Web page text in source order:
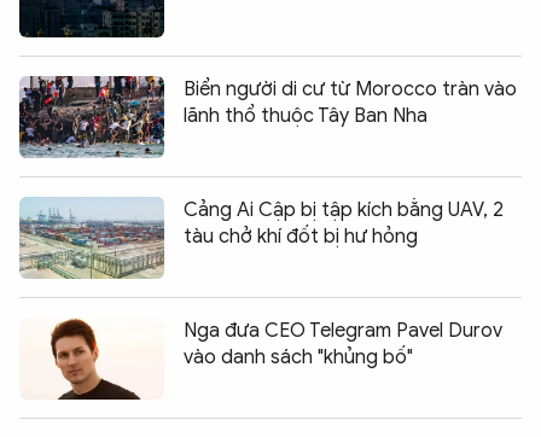
Biển người di cư từ Morocco tràn vào
lãnh thổ thuộc Tây Ban Nha
Cảng Ai Cập bị tập kích bằng UAV, 2
tàu chở khí đốt bị hư hỏng
Nga đưa CEO Telegram Pavel Durov
vào danh sách "khủng bố"